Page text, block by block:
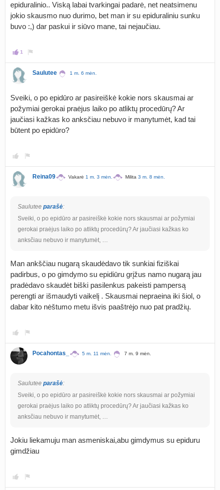
epiduralinio.. Viską labai tvarkingai padarė, net neatsimenu
jokio skausmo nuo durimo, bet man ir su epiduraliniu sunku
buvo :,) dar paskui ir siūvo mane, tai nejaučiau.
1
Saulutee 1 m. 6 mėn.
Sveiki, o po epidūro ar pasireiškė kokie nors skausmai ar
požymiai gerokai praėjus laiko po atliktų procedūrų? Ar
jaučiasi kažkas ko anksčiau nebuvo ir manytumėt, kad tai
būtent po epidūro?
Reina09 Vakarė 1 m. 3 mėn. Milita 3 m. 8 mėn.
Saulutee parašė:
Sveiki, o po epidūro ar pasireiškė kokie nors skausmai ar požymiai
gerokai praėjus laiko po atliktų procedūrų? Ar jaučiasi kažkas ko
anksčiau nebuvo ir manytumėt, …
Man ankščiau nugarą skaudėdavo tik sunkiai fiziškai
padirbus, o po gimdymo su epidiūru grįžus namo nugarą jau
pradėdavo skaudėt biški pasilenkus pakeisti pampersą
perengti ar išmaudyti vaikelį . Skausmai nepraeina iki šiol, o
dabar kito nėštumo metu išvis paaštrėjo nuo pat pradžių.
Pocahontas_ 5 m. 11 mėn. 7 m. 9 mėn.
Saulutee parašė:
Sveiki, o po epidūro ar pasireiškė kokie nors skausmai ar požymiai
gerokai praėjus laiko po atliktų procedūrų? Ar jaučiasi kažkas ko
anksčiau nebuvo ir manytumėt, …
Jokiu liekamuju man asmeniskai,abu gimdymus su epiduru
gimdžiau